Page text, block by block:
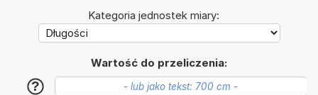
Kategoria jednostek miary:
Wartość do przeliczenia:
?